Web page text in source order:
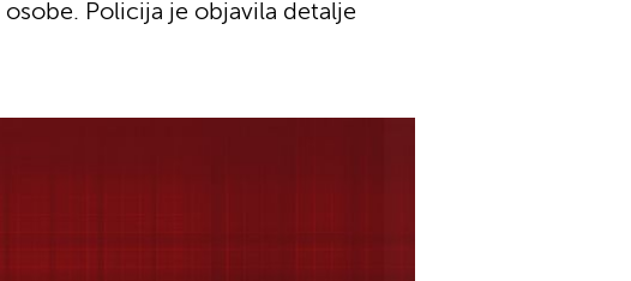
Policija je objavila detalje